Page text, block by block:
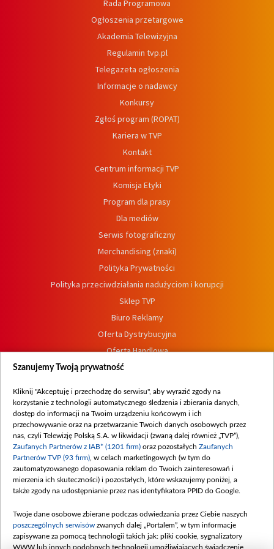
Rada Programowa
Ogłoszenia przetargowe
Akademia Telewizyjna
Regulamin tvp.pl
Telegazeta ogłoszenia
Informacje o nadawcy
Konkursy
Zgłoś program (ROPAT)
Kariera w TVP
Kontakt
Centrum informacji TVP
Komisja Etyki
Program dla prasy
Dla mediów
Serwis fotograficzny
Merchandising (znaki)
Polityka Prywatności
Polityka przeciwdziałania nadużyciom i korupcji
Sklep TVP
Biuro Reklamy
Oferta Dystrybucyjna
Oferta Handlowa
Dostępność
Procedura zgłoszeń wewnętrznych
Szanujemy Twoją prywatność
Kliknij "Akceptuję i przechodzę do serwisu", aby wyrazić zgody na
korzystanie z technologii automatycznego śledzenia i zbierania danych,
dostęp do informacji na Twoim urządzeniu końcowym i ich
przechowywanie oraz na przetwarzanie Twoich danych osobowych przez
nas, czyli Telewizję Polską S.A. w likwidacji (zwaną dalej również „TVP”),
Zaufanych Partnerów z IAB* (1201 firm) oraz pozostałych Zaufanych
Partnerów TVP (93 firm) , w celach marketingowych (w tym do
zautomatyzowanego dopasowania reklam do Twoich zainteresowań i
mierzenia ich skuteczności) i pozostałych, które wskazujemy poniżej, a
także zgody na udostępnianie przez nas identyfikatora PPID do Google.
Twoje dane osobowe zbierane podczas odwiedzania przez Ciebie naszych
poszczególnych serwisów zwanych dalej „Portalem”, w tym informacje
zapisywane za pomocą technologii takich jak: pliki cookie, sygnalizatory
WWW lub innych podobnych technologii umożliwiających świadczenie